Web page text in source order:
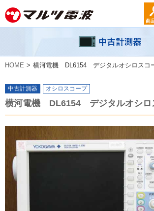
商
HOME 横河電機 DL6154 デジタルオシロスコ
中古計測器 オシロスコープ
横河電機 DL6154 デジタルオシ